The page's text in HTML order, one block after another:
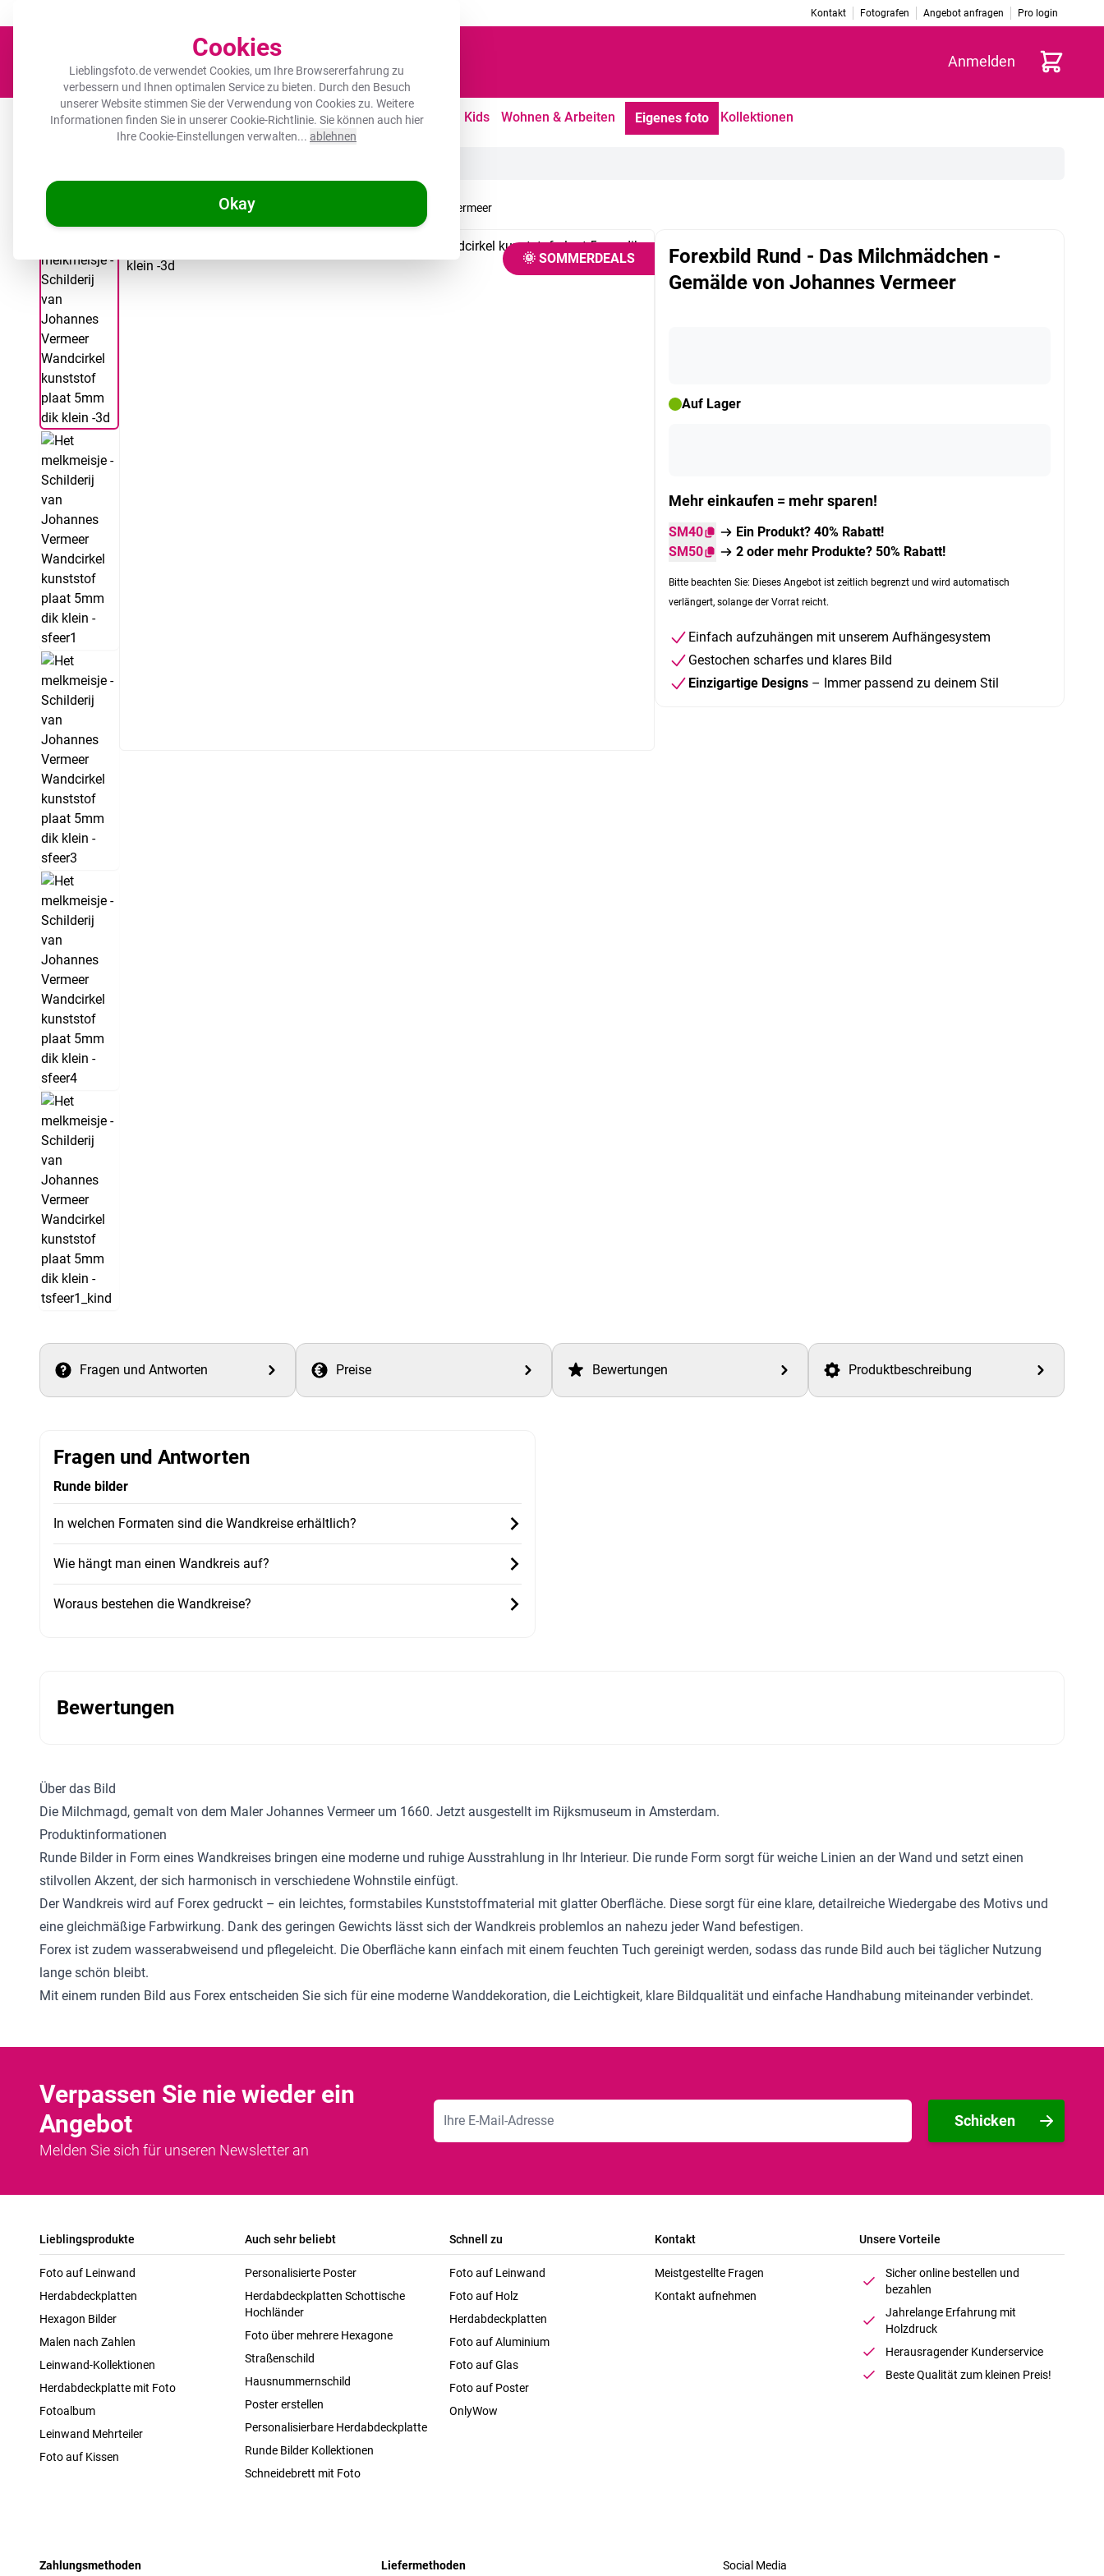
Cookies
Lieblingsfoto.de verwendet Cookies, um Ihre Browsererfahrung zu
verbessern und Ihnen optimalen Service zu bieten. Durch den Besuch
unserer Website stimmen Sie der Verwendung von Cookies zu. Weitere
Informationen finden Sie in unsererCookie-Richtlinie. Sie können auch hier
Ihre Cookie-Einstellungen verwalten... ablehnen
Okay
Kontakt Fotografen Angebot anfragen Pro login
Anmelden Warenkorb
Leinwand Herdabdeckplatte Wanddeko Küche Outdoor Freizeit Kids Wohnen & Arbeiten Eigenes foto Kollektionen
Forexbild Rund - Das Milchmädchen - Gemälde von Johannes Vermeer
🌞 SOMMERDEALS
Forexbild Rund - Das Milchmädchen -
Gemälde von Johannes Vermeer
Auf Lager
Mehr einkaufen = mehr sparen!
SM40
Ein Produkt? 40% Rabatt!
SM50
2 oder mehr Produkte? 50% Rabatt!
Bitte beachten Sie: Dieses Angebot ist zeitlich begrenzt und wird automatisch
verlängert, solange der Vorrat reicht.
Einfach aufzuhängen mit unserem Aufhängesystem
Gestochen scharfes und klares Bild
Einzigartige Designs– Immer passend zu deinem Stil
Fragen und Antworten Preise Bewertungen Produktbeschreibung
Fragen und Antworten
Runde bilder
In welchen Formaten sind die Wandkreise erhältlich?
Wie hängt man einen Wandkreis auf?
Woraus bestehen die Wandkreise?
Bewertungen
Über das Bild
Die Milchmagd, gemalt von dem Maler Johannes Vermeer um 1660. Jetzt ausgestellt im Rijksmuseum in Amsterdam.
Produktinformationen
Runde Bilder in Form eines Wandkreises bringen eine moderne und ruhige Ausstrahlung in Ihr Interieur. Die runde Form sorgt für weiche Linien an der Wand und setzt einen
stilvollen Akzent, der sich harmonisch in verschiedene Wohnstile einfügt.
Der Wandkreis wird auf Forex gedruckt – ein leichtes, formstabiles Kunststoffmaterial mit glatter Oberfläche. Diese sorgt für eine klare, detailreiche Wiedergabe des Motivs und
eine gleichmäßige Farbwirkung. Dank des geringen Gewichts lässt sich der Wandkreis problemlos an nahezu jeder Wand befestigen.
Forex ist zudem wasserabweisend und pflegeleicht. Die Oberfläche kann einfach mit einem feuchten Tuch gereinigt werden, sodass das runde Bild auch bei täglicher Nutzung
lange schön bleibt.
Mit einem runden Bild aus Forex entscheiden Sie sich für eine moderne Wanddekoration, die Leichtigkeit, klare Bildqualität und einfache Handhabung miteinander verbindet.
Verpassen Sie nie wieder ein
Angebot
Melden Sie sich für unseren Newsletter an
E-Mailadresse
Schicken
Lieblingsprodukte
Foto auf Leinwand
Herdabdeckplatten
Hexagon Bilder
Malen nach Zahlen
Leinwand-Kollektionen
Herdabdeckplatte mit Foto
Fotoalbum
Leinwand Mehrteiler
Foto auf Kissen
Auch sehr beliebt
Personalisierte Poster
Herdabdeckplatten Schottische
Hochländer
Foto über mehrere Hexagone
Straßenschild
Hausnummernschild
Poster erstellen
Personalisierbare Herdabdeckplatte
Runde Bilder Kollektionen
Schneidebrett mit Foto
Schnell zu
Foto auf Leinwand
Foto auf Holz
Herdabdeckplatten
Foto auf Aluminium
Foto auf Glas
Foto auf Poster
OnlyWow
Kontakt
Meistgestellte Fragen
Kontakt aufnehmen
Unsere Vorteile
Sicher online bestellen und
bezahlen
Jahrelange Erfahrung mit
Holzdruck
Herausragender Kunderservice
Beste Qualität zum kleinen Preis!
Zahlungsmethoden Liefermethoden Social Media